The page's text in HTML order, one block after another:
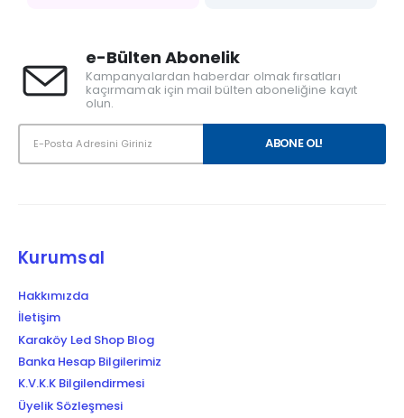
e-Bülten Abonelik
Kampanyalardan haberdar olmak fırsatları
kaçırmamak için mail bülten aboneliğine kayıt
olun.
Kurumsal
Hakkımızda
İletişim
Karaköy Led Shop Blog
Banka Hesap Bilgilerimiz
K.V.K.K Bilgilendirmesi
Üyelik Sözleşmesi